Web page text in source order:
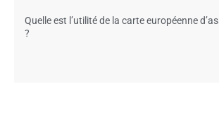
Quelle est l’utilité de la carte européenne
?